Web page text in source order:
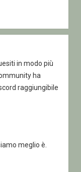
in modo più
ha
raggiungibile
meglio è.